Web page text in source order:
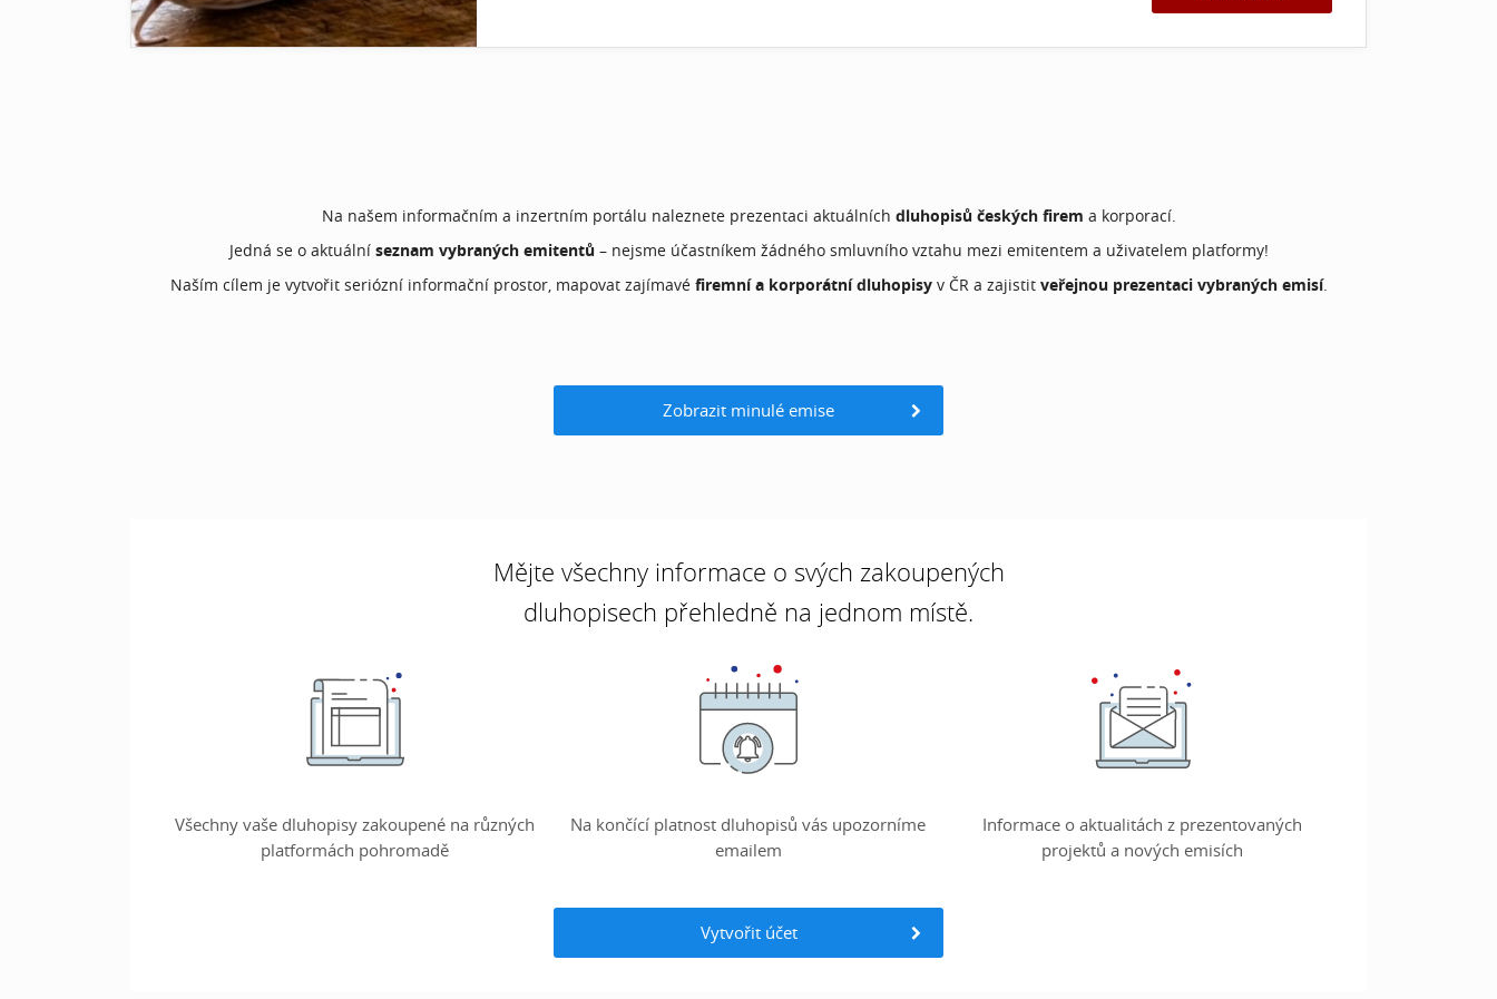
Na našem informačním a inzertním portálu naleznete prezentaci aktuálních dluhopisů českých firem a korporací.
Jedná se o aktuální seznam vybraných emitentů– nejsme účastníkem žádného smluvního vztahu mezi emitentem a uživatelem platformy!
Naším cílem je vytvořit seriózní informační prostor, mapovat zajímavé firemní a korporátní dluhopisyv ČR a zajistit veřejnou prezentaci vybraných emisí.
Zobrazit minulé emise
Mějte všechny informace o svých zakoupených
dluhopisech přehledně na jednom místě.
Všechny vaše dluhopisy zakoupené na různých
platformách pohromadě
Na končící platnost dluhopisů vás upozorníme
emailem
Informace o aktualitách z prezentovaných
projektů a nových emisích
Vytvořit účet